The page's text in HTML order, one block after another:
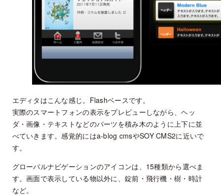
エディタはこんな感じ。Flashベースです。
実際のスマートフォンの表示をプレビューしながら、ヘッ
ダ・画像・テキストなどのパーツを積み木のように上下に並
べていきます。感覚的にはa-blog cmsやSOY CMS2に近いで
す。
グローバルナビゲーションのアイコンは、15種類から選べま
す。画面で表示している物以外に、錠前・飛行機・樹・時計
など。